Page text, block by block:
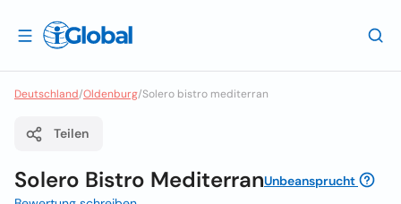
Deutschland/Oldenburg/Solero bistro mediterran
Teilen
Solero Bistro MediterranUnbeansprucht